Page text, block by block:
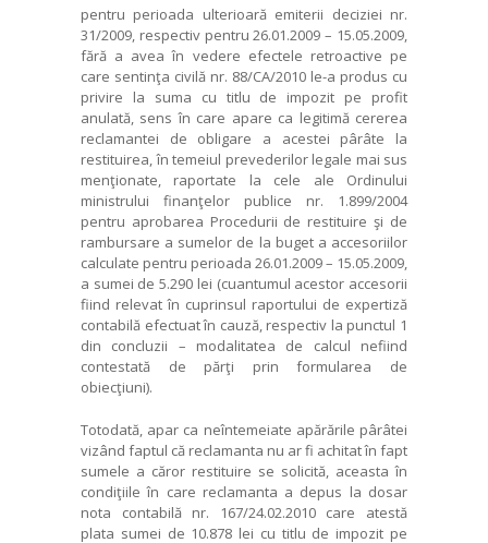
pentru perioada ulterioară emiterii deciziei nr.
31/2009, respectiv pentru 26.01.2009 – 15.05.2009,
fără a avea în vedere efectele retroactive pe
care sentinţa civilă nr. 88/CA/2010 le-a produs cu
privire la suma cu titlu de impozit pe profit
anulată, sens în care apare ca legitimă cererea
reclamantei de obligare a acestei pârâte la
restituirea, în temeiul prevederilor legale mai sus
menţionate, raportate la cele ale Ordinului
ministrului finanţelor publice nr. 1.899/2004
pentru aprobarea Procedurii de restituire şi de
rambursare a sumelor de la buget a accesoriilor
calculate pentru perioada 26.01.2009 – 15.05.2009,
a sumei de 5.290 lei (cuantumul acestor accesorii
fiind relevat în cuprinsul raportului de expertiză
contabilă efectuat în cauză, respectiv la punctul 1
din concluzii – modalitatea de calcul nefiind
contestată de părţi prin formularea de
obiecţiuni).
Totodată, apar ca neîntemeiate apărările pârâtei
vizând faptul că reclamanta nu ar fi achitat în fapt
sumele a căror restituire se solicită, aceasta în
condiţiile în care reclamanta a depus la dosar
nota contabilă nr. 167/24.02.2010 care atestă
plata sumei de 10.878 lei cu titlu de impozit pe